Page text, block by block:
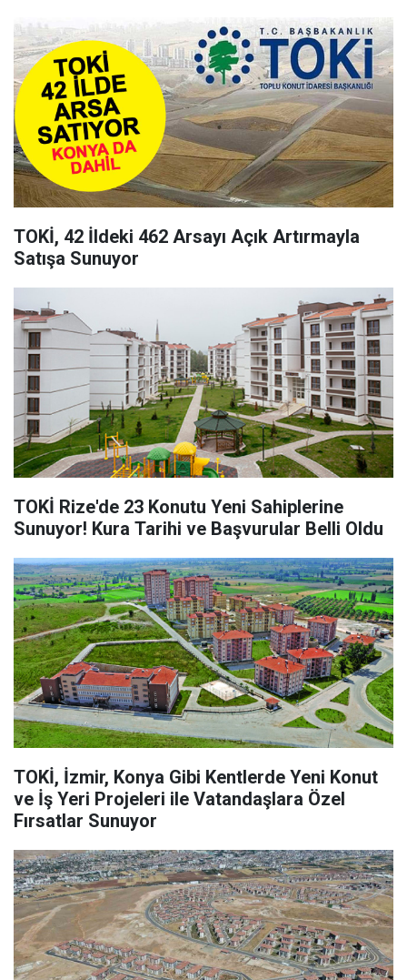
TOKİ, 42 İldeki 462 Arsayı Açık Artırmayla
Satışa Sunuyor
TOKİ Rize'de 23 Konutu Yeni Sahiplerine
Sunuyor! Kura Tarihi ve Başvurular Belli Oldu
TOKİ, İzmir, Konya Gibi Kentlerde Yeni Konut
ve İş Yeri Projeleri ile Vatandaşlara Özel
Fırsatlar Sunuyor